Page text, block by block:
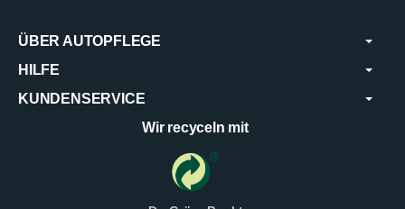
ÜBER AUTOPFLEGE
HILFE
KUNDENSERVICE
Wir recyceln mit